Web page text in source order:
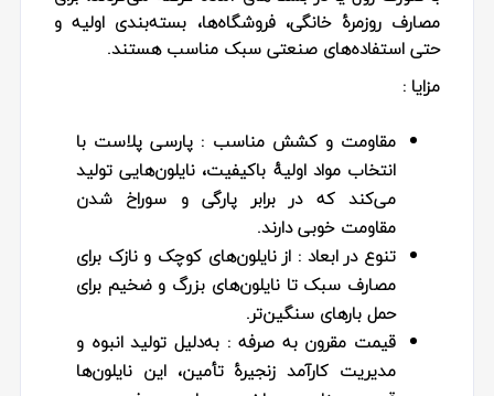
مصارف روزمرهٔ خانگی، فروشگاه‌ها، بسته‌بندی اولیه و
حتی استفاده‌های صنعتی سبک مناسب هستند.
مزایا :
مقاومت و کشش مناسب : پارسی پلاست با
انتخاب مواد اولیهٔ باکیفیت، نایلون‌هایی تولید
می‌کند که در برابر پارگی و سوراخ شدن
مقاومت خوبی دارند.
تنوع در ابعاد : از نایلون‌های کوچک و نازک برای
مصارف سبک تا نایلون‌های بزرگ و ضخیم برای
حمل بارهای سنگین‌تر.
قیمت مقرون‌ به‌ صرفه : به‌دلیل تولید انبوه و
مدیریت کارآمد زنجیرهٔ تأمین، این نایلون‌ها